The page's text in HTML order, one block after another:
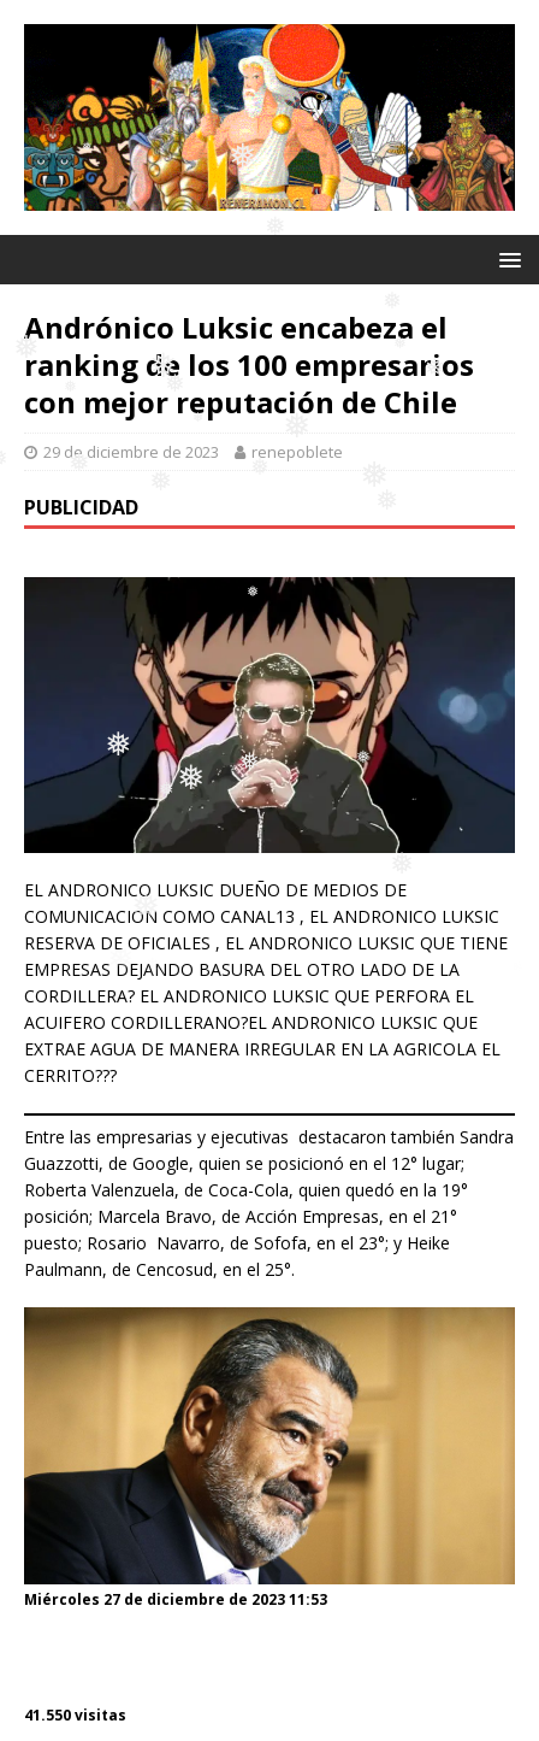
❅
❅
❅
❅
❅
❅
❅
❅
❅
❅
❅
❅
❅
❅
❅
❅
❅
❅
❅
Andrónico Luksic encabeza el
ranking de los 100 empresarios
con mejor reputación de Chile
29 de diciembre de 2023 renepoblete
PUBLICIDAD
EL ANDRONICO LUKSIC DUEÑO DE MEDIOS DE
COMUNICACION COMO CANAL13 , EL ANDRONICO LUKSIC
RESERVA DE OFICIALES , EL ANDRONICO LUKSIC QUE TIENE
EMPRESAS DEJANDO BASURA DEL OTRO LADO DE LA
CORDILLERA? EL ANDRONICO LUKSIC QUE PERFORA EL
ACUIFERO CORDILLERANO?EL ANDRONICO LUKSIC QUE
EXTRAE AGUA DE MANERA IRREGULAR EN LA AGRICOLA EL
CERRITO???
Entre las empresarias y ejecutivas destacaron también Sandra
Guazzotti, de Google, quien se posicionó en el 12° lugar;
Roberta Valenzuela, de Coca-Cola, quien quedó en la 19°
posición; Marcela Bravo, de Acción Empresas, en el 21°
puesto; Rosario Navarro, de Sofofa, en el 23°; y Heike
Paulmann, de Cencosud, en el 25°.
Miércoles 27 de diciembre de 2023 11:53
41.550 visitas